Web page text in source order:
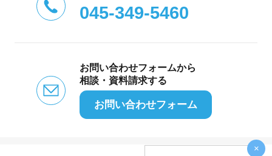
×
045-349-5460
お問い合わせフォームから
相談・資料請求する
お問い合わせフォーム